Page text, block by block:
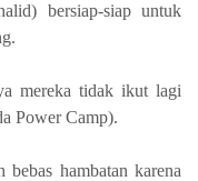
bersiap-siap untuk
mereka tidak ikut lagi
Power Camp).
hambatan karena